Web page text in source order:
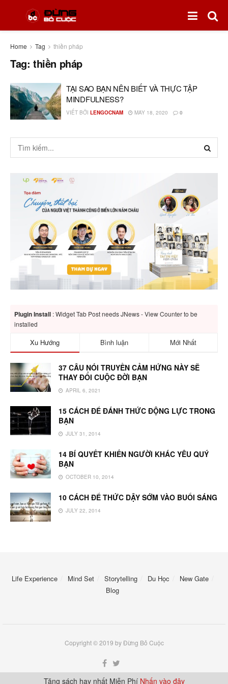
Home Tag thiền pháp
Tag: thiền pháp
TẠI SAO BẠN NÊN BIẾT VÀ THỰC TẬP
MINDFULNESS?
VIẾT BỞI LENGOCNAM MAY 18, 2020 0
Plugin Install : Widget Tab Post needs JNews - View Counter to be
installed
Xu Hướng Bình luận Mới Nhất
37 CÂU NÓI TRUYỀN CẢM HỨNG NÀY SẼ
THAY ĐỔI CUỘC ĐỜI BẠN
APRIL 6, 2021
15 CÁCH ĐỂ ĐÁNH THỨC ĐỘNG LỰC TRONG
BẠN
JULY 31, 2014
14 BÍ QUYẾT KHIẾN NGƯỜI KHÁC YÊU QUÝ
BẠN
OCTOBER 10, 2014
10 CÁCH ĐỂ THỨC DẬY SỚM VÀO BUỔI SÁNG
JULY 22, 2014
Life Experience Mind Set Storytelling Du Học
New Gate
Blog
Copyright © 2019 by Đừng Bỏ Cuộc
Tặng sách hay nhất Miễn Phí Nhấn vào đây